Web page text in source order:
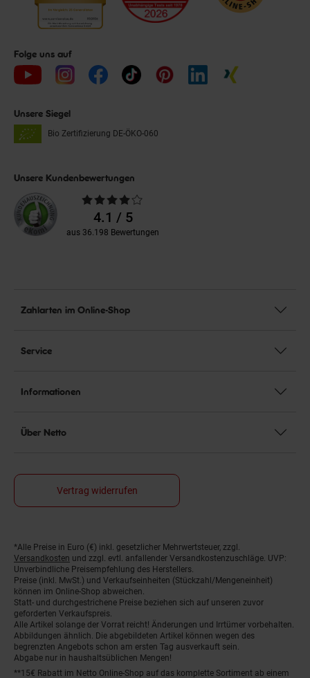
Folge uns auf
Unsere Siegel
Bio Zertifizierung DE-ÖKO-060
Unsere Kundenbewertungen
Durchschnittliche
Bewertungen4.1 / 5
aus 36.198 Bewertungen
Zahlarten im Online-Shop
Service
Informationen
Über Netto
Vertrag widerrufen
Fußnoten
*Alle Preise in Euro (€) inkl. gesetzlicher Mehrwertsteuer, zzgl.
Versandkosten und zzgl. evtl. anfallender Versandkostenzuschläge. UVP:
Unverbindliche Preisempfehlung des Herstellers.
Preise (inkl. MwSt.) und Verkaufseinheiten (Stückzahl/Mengeneinheit)
können im Online-Shop abweichen.
Statt- und durchgestrichene Preise beziehen sich auf unseren zuvor
geforderten Verkaufspreis.
Alle Artikel solange der Vorrat reicht! Änderungen und Irrtümer vorbehalten.
Abbildungen ähnlich. Die abgebildeten Artikel können wegen des
begrenzten Angebots schon am ersten Tag ausverkauft sein.
Abgabe nur in haushaltsüblichen Mengen!
**15€ Rabatt im Netto Online-Shop auf das komplette Sortiment ab einem